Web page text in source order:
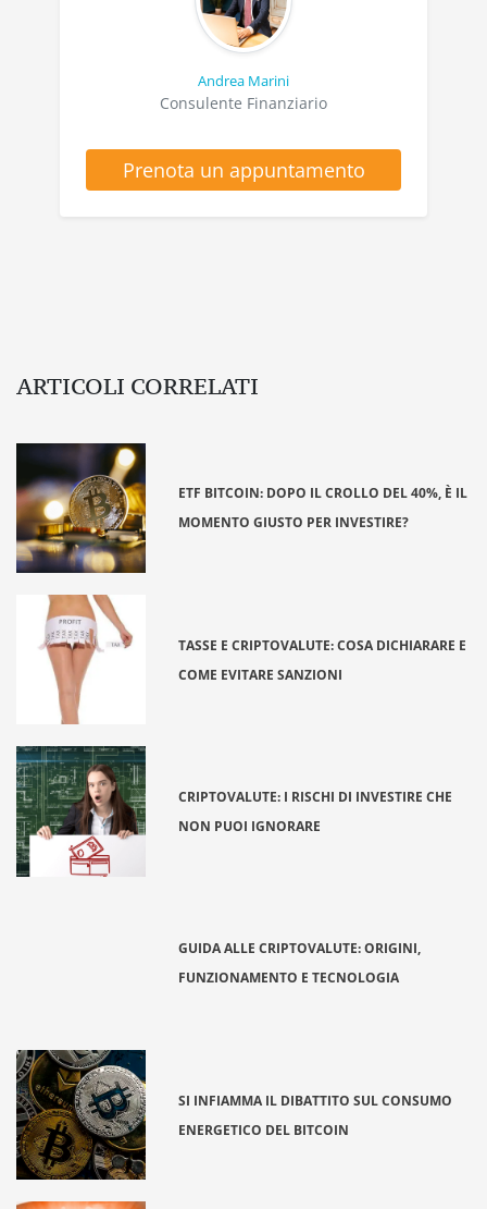
Andrea Marini
Consulente Finanziario
Prenota un appuntamento
ARTICOLI CORRELATI
ETF BITCOIN: DOPO IL CROLLO DEL 40%, È IL
MOMENTO GIUSTO PER INVESTIRE?
TASSE E CRIPTOVALUTE: COSA DICHIARARE E
COME EVITARE SANZIONI
CRIPTOVALUTE: I RISCHI DI INVESTIRE CHE
NON PUOI IGNORARE
GUIDA ALLE CRIPTOVALUTE: ORIGINI,
FUNZIONAMENTO E TECNOLOGIA
SI INFIAMMA IL DIBATTITO SUL CONSUMO
ENERGETICO DEL BITCOIN